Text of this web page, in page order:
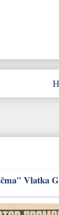
Vlatka